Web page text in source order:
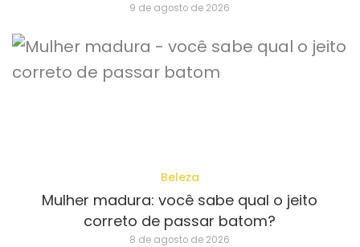
9 de agosto de 2026
Beleza
Mulher madura: você sabe qual o jeito
correto de passar batom?
8 de agosto de 2026